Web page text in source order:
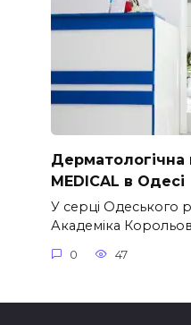
Дерматологічна
MEDICAL в Одесі
У серці Одеського
Академіка
0 47